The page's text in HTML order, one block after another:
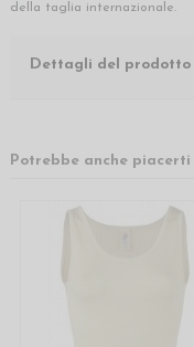
della taglia internazionale.
Dettagli del prodotto
Potrebbe anche piacerti